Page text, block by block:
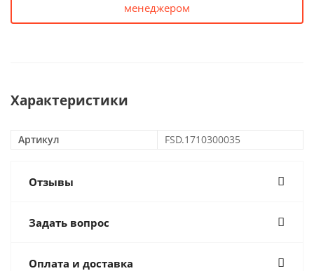
менеджером
Характеристики
Артикул FSD.1710300035
Отзывы
Задать вопрос
Оплата и доставка